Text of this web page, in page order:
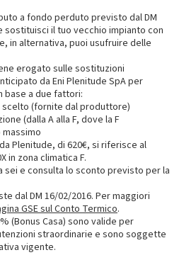
a fondo perduto previsto dal DM
sostituisci il tuo vecchio impianto con
in alternativa, puoi usufruire delle
erogato sulle sostituzioni
da Eni Plenitude SpA per
base a due fattori:
(fornite dal produttore)
(dalla A alla F, dove la F
Plenitude, di 620€, si riferisce al
in zona climatica F.
sei e consulta lo sconto previsto per la
dal DM 16/02/2016. Per maggiori
GSE sul Conto Termico.
(Bonus Casa) sono valide per
straordinarie e sono soggette
vigente.